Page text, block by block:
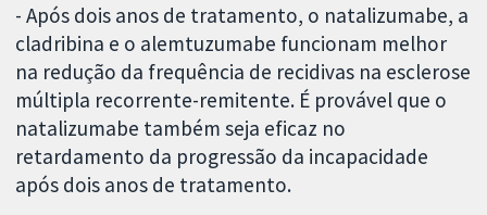
- Após dois anos de tratamento, o natalizumabe, a
cladribina e o alemtuzumabe funcionam melhor
na redução da frequência de recidivas na esclerose
múltipla recorrente-remitente. É provável que o
natalizumabe também seja eficaz no
retardamento da progressão da incapacidade
após dois anos de tratamento.